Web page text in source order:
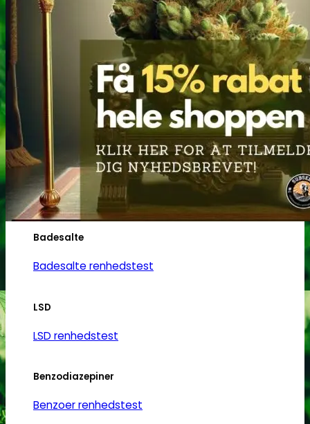
MDMA
MDMA renhedstest
Ecstasy
Ecstasy renhedstest
Heroin
Heroin renhedstest
Badesalte
Badesalte renhedstest
LSD
LSD renhedstest
Benzodiazepiner
Benzoer renhedstest